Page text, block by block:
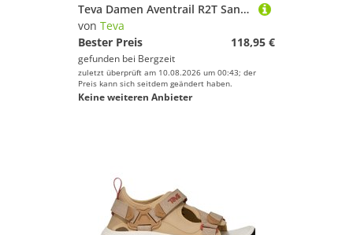
Teva Damen Aventrail R2T Sandale
von Teva
Bester Preis
118,95 €
gefunden bei Bergzeit
zuletzt überprüft am 10.08.2026 um 00:43; der
Preis kann sich seitdem geändert haben.
Keine weiteren Anbieter